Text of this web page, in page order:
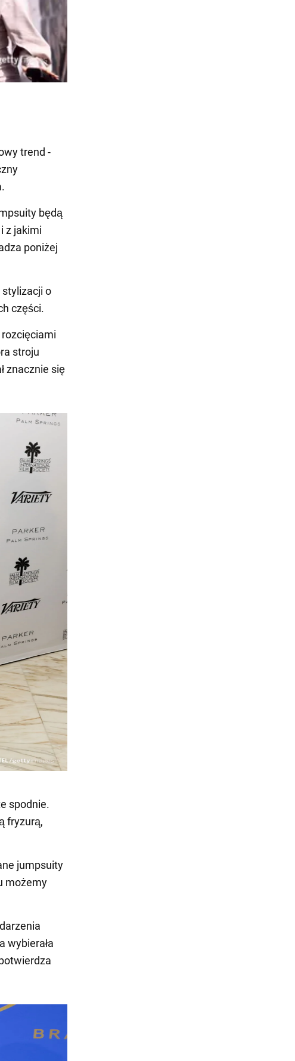
trend -
będą
z jakimi
poniżej
stylizacji o
części.
stroju
znacznie się
spodnie.
fryzurą,
jumpsuity
możemy
wybierała